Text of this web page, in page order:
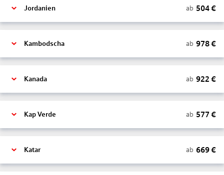
Jordanien ab 504€
Kambodscha ab 978€
Kanada ab 922 €
Kap Verde ab 577 €
Katar ab 669€